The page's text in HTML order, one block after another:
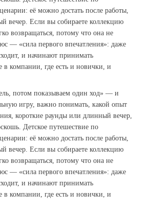
её можно достать после работы,
вечер. Если вы собираете коллекцию
возвращаться, потому что она не
— «сила первого впечатления»: даже
и начинают принимать
компании, где есть и новички, и
потом показываем один ход» — и
игру, важно понимать, какой опыт
короткие раунды или длинный вечер,
Детское путешествие по
её можно достать после работы,
вечер. Если вы собираете коллекцию
возвращаться, потому что она не
— «сила первого впечатления»: даже
и начинают принимать
компании, где есть и новички, и